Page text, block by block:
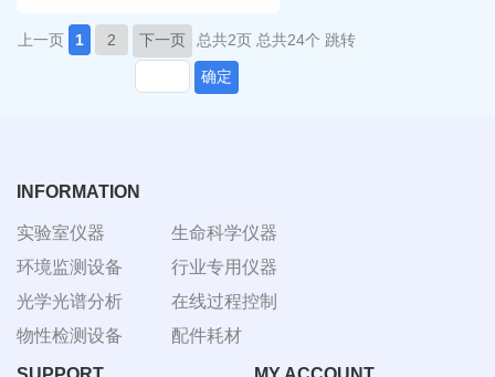
上一页 1 2 下一页 总共2页 总共24个 跳转
确定
INFORMATION
实验室仪器
环境监测设备
光学光谱分析
物性检测设备
生命科学仪器
行业专用仪器
在线过程控制
配件耗材